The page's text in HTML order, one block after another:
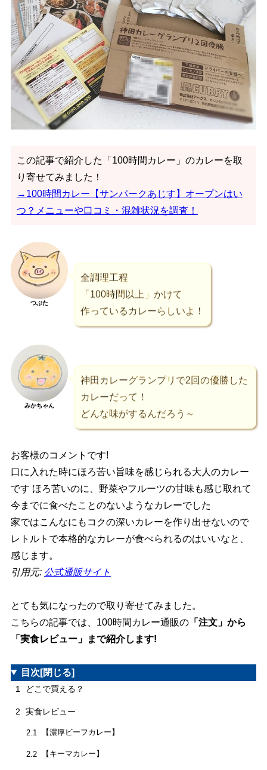
この記事で紹介した「100時間カレー」のカレーを取
り寄せてみました！
→100時間カレー【サンパークあじす】オープンはい
つ？メニューや口コミ・混雑状況を調査！
つぶた
全調理工程
「100時間以上」かけて
作っているカレーらしいよ！
みかちゃん
神田カレーグランプリで2回の優勝した
カレーだって！
どんな味がするんだろう～
お客様のコメントです!
口に入れた時にほろ苦い旨味を感じられる大人のカレー
です ほろ苦いのに、野菜やフルーツの甘味も感じ取れて
今までに食べたことのないようなカレーでした
家ではこんなにもコクの深いカレーを作り出せないので
レトルトで本格的なカレーが食べられるのはいいなと、
感じます。
引用元: 公式通販サイト
とても気になったので取り寄せてみました。
こちらの記事では、100時間カレー通販の「注文」から
「実食レビュー」まで紹介します!
目次 [閉じる]
1 どこで買える？
2 実食レビュー
2.1 【濃厚ビーフカレー】
2.2 【キーマカレー】